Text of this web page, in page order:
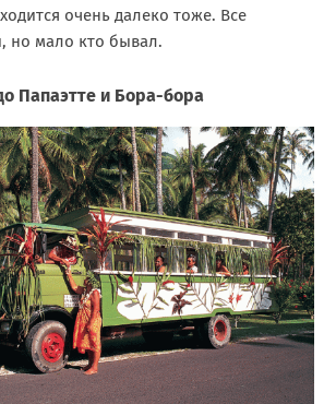
очень далеко тоже. Все
но мало кто бывал.
Папаэтте и Бора-бора